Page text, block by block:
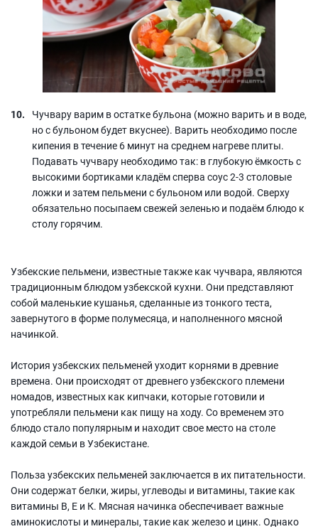
Чучвару варим в остатке бульона (можно варить и в воде,
но с бульоном будет вкуснее). Варить необходимо после
кипения в течение 6 минут на среднем нагреве плиты.
Подавать чучвару необходимо так: в глубокую ёмкость с
высокими бортиками кладём сперва соус 2-3 столовые
ложки и затем пельмени с бульоном или водой. Сверху
обязательно посыпаем свежей зеленью и подаём блюдо к
столу горячим.
Узбекские пельмени, известные также как чучвара, являются
традиционным блюдом узбекской кухни. Они представляют
собой маленькие кушанья, сделанные из тонкого теста,
завернутого в форме полумесяца, и наполненного мясной
начинкой.
История узбекских пельменей уходит корнями в древние
времена. Они происходят от древнего узбекского племени
номадов, известных как кипчаки, которые готовили и
употребляли пельмени как пищу на ходу. Со временем это
блюдо стало популярным и находит свое место на столе
каждой семьи в Узбекистане.
Польза узбекских пельменей заключается в их питательности.
Они содержат белки, жиры, углеводы и витамины, такие как
витамины В, Е и К. Мясная начинка обеспечивает важные
аминокислоты и минералы, такие как железо и цинк. Однако